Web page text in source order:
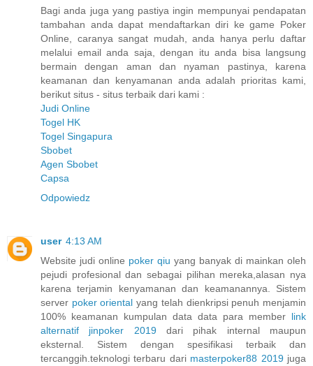
Bagi anda juga yang pastiya ingin mempunyai pendapatan
tambahan anda dapat mendaftarkan diri ke game Poker
Online, caranya sangat mudah, anda hanya perlu daftar
melalui email anda saja, dengan itu anda bisa langsung
bermain dengan aman dan nyaman pastinya, karena
keamanan dan kenyamanan anda adalah prioritas kami,
berikut situs - situs terbaik dari kami :
Judi Online
Togel HK
Togel Singapura
Sbobet
Agen Sbobet
Capsa
Odpowiedz
user 4:13 AM
Website judi online poker qiu yang banyak di mainkan oleh
pejudi profesional dan sebagai pilihan mereka,alasan nya
karena terjamin kenyamanan dan keamanannya. Sistem
server poker oriental yang telah dienkripsi penuh menjamin
100% keamanan kumpulan data data para member link
alternatif jinpoker 2019dari pihak internal maupun
eksternal. Sistem dengan spesifikasi terbaik dan
tercanggih.teknologi terbaru dari masterpoker88 2019juga